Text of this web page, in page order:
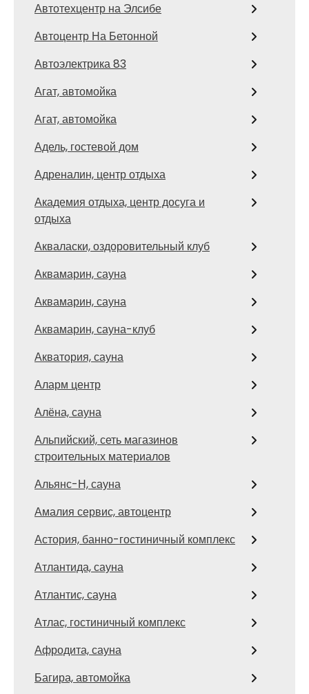
Автотехцентр на Элсибе
Автоцентр На Бетонной
Автоэлектрика 83
Агат, автомойка
Агат, автомойка
Адель, гостевой дом
Адреналин, центр отдыха
Академия отдыха, центр досуга и
отдыха
Акваласки, оздоровительный клуб
Аквамарин, сауна
Аквамарин, сауна
Аквамарин, сауна-клуб
Акватория, сауна
Аларм центр
Алёна, сауна
Альпийский, сеть магазинов
строительных материалов
Альянс-Н, сауна
Амалия сервис, автоцентр
Астория, банно-гостиничный комплекс
Атлантида, сауна
Атлантис, сауна
Атлас, гостиничный комплекс
Афродита, сауна
Багира, автомойка